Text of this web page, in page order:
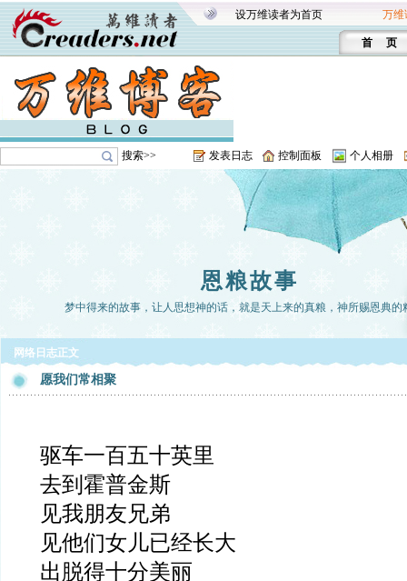
设万维读者为首页 万维
首 页
搜索>> 发表日志 控制面板 个人相册
恩粮故事
梦中得来的故事，让人思想神的话，就是天上来的真粮，神所赐恩典的
网络日志正文
愿我们常相聚
驱车一百五十英里
去到霍普金斯
见我朋友兄弟
见他们女儿已经长大
出脱得十分美丽